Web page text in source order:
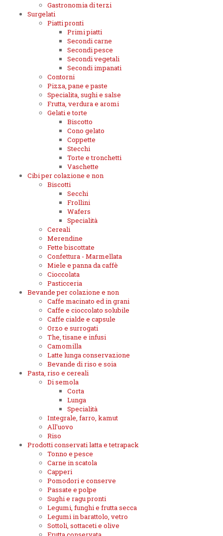
Gastronomia di terzi
Surgelati
Piatti pronti
Primi piatti
Secondi carne
Secondi pesce
Secondi vegetali
Secondi impanati
Contorni
Pizza, pane e paste
Specialita, sughi e salse
Frutta, verdura e aromi
Gelati e torte
Biscotto
Cono gelato
Coppette
Stecchi
Torte e tronchetti
Vaschette
Cibi per colazione e non
Biscotti
Secchi
Frollini
Wafers
Specialità
Cereali
Merendine
Fette biscottate
Confettura - Marmellata
Miele e panna da caffè
Cioccolata
Pasticceria
Bevande per colazione e non
Caffe macinato ed in grani
Caffe e cioccolato solubile
Caffe cialde e capsule
Orzo e surrogati
The, tisane e infusi
Camomilla
Latte lunga conservazione
Bevande di riso e soia
Pasta, riso e cereali
Di semola
Corta
Lunga
Specialità
Integrale, farro, kamut
All'uovo
Riso
Prodotti conservati latta e tetrapack
Tonno e pesce
Carne in scatola
Capperi
Pomodori e conserve
Passate e polpe
Sughi e ragu pronti
Legumi, funghi e frutta secca
Legumi in barattolo, vetro
Sottoli, sottaceti e olive